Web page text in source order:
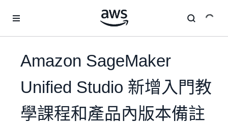
Amazon SageMaker
Unified Studio 新增入門教
學課程和產品內版本備註